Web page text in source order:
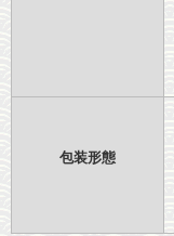
包装形態